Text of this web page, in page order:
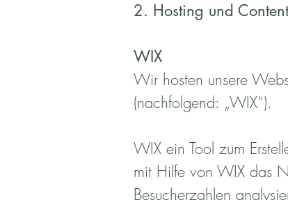
2. Hosting und
WIX
Wir hosten unsere
(nachfolgend: „WIX“).
WIX ein Tool zum
mit Hilfe von WIX das
Besucherzahlen